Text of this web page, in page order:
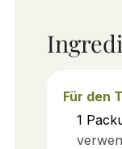
Für den
1